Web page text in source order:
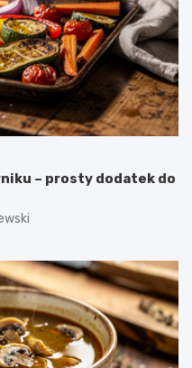
– prosty dodatek do